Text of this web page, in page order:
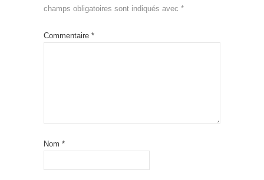
champs obligatoires sont indiqués avec *
Commentaire *
Nom *